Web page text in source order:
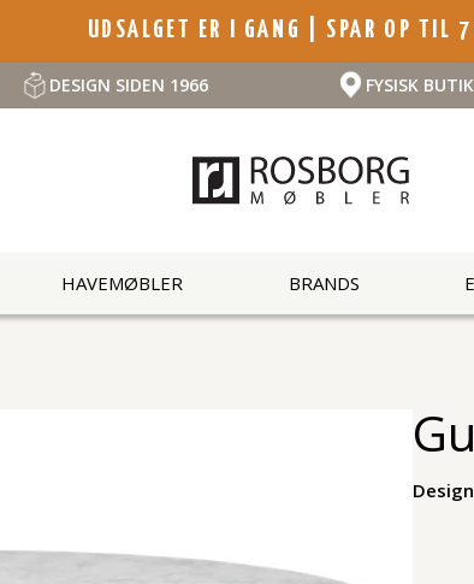
UDSALGET ER I GANG | SPAR OP TIL
DESIGN SIDEN 1966 FYSISK
HAVEMØBLER BRANDS